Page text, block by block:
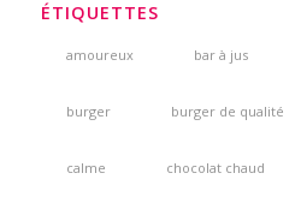
ÉTIQUETTES
amoureux bar à jus
burger burger de qualité
calme chocolat chaud